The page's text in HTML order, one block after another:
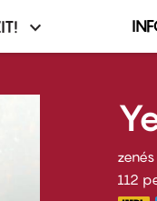
112